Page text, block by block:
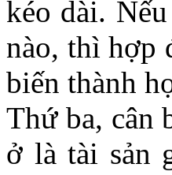
kéo dài.
nào, thì hợp
biến thành
Thứ ba, cân
ở là tài sản